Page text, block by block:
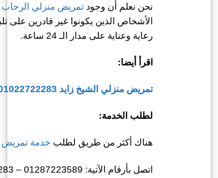
نحن نعلم أن وجودتمريض منزلي الرحاب
الأشخاص الذين يكونوا غير قادرين على
رعاية وعناية على مدار الـ 24 ساعة.
اقرأ أيضا:
تمريض منزلي الشيخ زايد 01022722283| اغتنم الخصم الأفضل
لطلب الخدمة:
هناك أكثر من طريق لطلب خدمة تمريض
اتصل بأرقام الآتية: 01287223589 – 01022722283